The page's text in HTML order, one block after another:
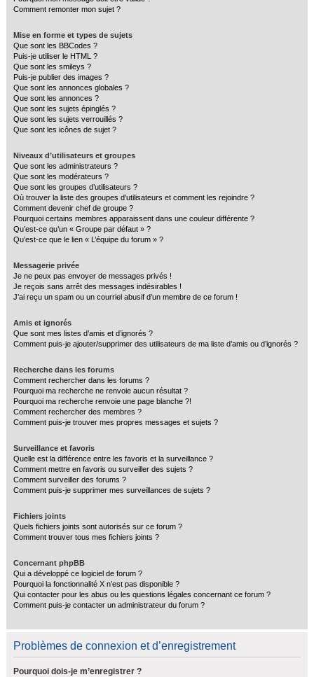
Comment remonter mon sujet ?
Mise en forme et types de sujets
Que sont les BBCodes ?
Puis-je utiliser le HTML ?
Que sont les smileys ?
Puis-je publier des images ?
Que sont les annonces globales ?
Que sont les annonces ?
Que sont les sujets épinglés ?
Que sont les sujets verrouillés ?
Que sont les icônes de sujet ?
Niveaux d’utilisateurs et groupes
Que sont les administrateurs ?
Que sont les modérateurs ?
Que sont les groupes d’utilisateurs ?
Où trouver la liste des groupes d’utilisateurs et comment les rejoindre ?
Comment devenir chef de groupe ?
Pourquoi certains membres apparaissent dans une couleur différente ?
Qu’est-ce qu’un « Groupe par défaut » ?
Qu’est-ce que le lien « L’équipe du forum » ?
Messagerie privée
Je ne peux pas envoyer de messages privés !
Je reçois sans arrêt des messages indésirables !
J’ai reçu un spam ou un courriel abusif d’un membre de ce forum !
Amis et ignorés
Que sont mes listes d’amis et d’ignorés ?
Comment puis-je ajouter/supprimer des utilisateurs de ma liste d’amis ou d’ignorés ?
Recherche dans les forums
Comment rechercher dans les forums ?
Pourquoi ma recherche ne renvoie aucun résultat ?
Pourquoi ma recherche renvoie une page blanche ?!
Comment rechercher des membres ?
Comment puis-je trouver mes propres messages et sujets ?
Surveillance et favoris
Quelle est la différence entre les favoris et la surveillance ?
Comment mettre en favoris ou surveiller des sujets ?
Comment surveiller des forums ?
Comment puis-je supprimer mes surveillances de sujets ?
Fichiers joints
Quels fichiers joints sont autorisés sur ce forum ?
Comment trouver tous mes fichiers joints ?
Concernant phpBB
Qui a développé ce logiciel de forum ?
Pourquoi la fonctionnalité X n’est pas disponible ?
Qui contacter pour les abus ou les questions légales concernant ce forum ?
Comment puis-je contacter un administrateur du forum ?
Problèmes de connexion et d’enregistrement
Pourquoi dois-je m’enregistrer ?